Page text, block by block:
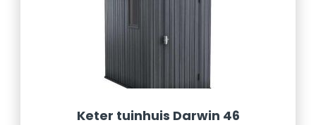
Keter tuinhuis Darwin 46